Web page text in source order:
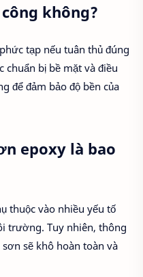
không?
tạp nếu tuân thủ đúng
chuẩn bị bề mặt và điều
để đảm bảo độ bền của
epoxy là bao
thuộc vào nhiều yếu tố
trường. Tuy nhiên, thông
sẽ khô hoàn toàn và